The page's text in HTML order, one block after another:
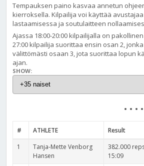
Tempauksen paino kasvaa annetun
kierroksella. Kilpailija voi käyttää
lastaamisessa ja soutulaitteen
Ajassa 18:00-20:00 kilpailijalla on
27:00 kilpailija suorittaa ensin osan 2,
välittömästi osaan 3, jota suorittaa lopun
ajan.
SHOW:
# ATHLETE Result
1
Tanja-Mette Venborg
Hansen
382.000
15:09